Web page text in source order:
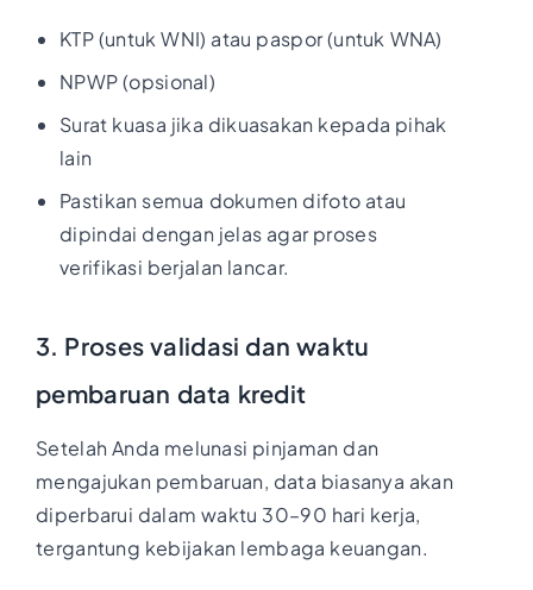
KTP (untuk WNI) atau paspor (untuk WNA)
NPWP (opsional)
Surat kuasa jika dikuasakan kepada pihak
lain
Pastikan semua dokumen difoto atau
dipindai dengan jelas agar proses
verifikasi berjalan lancar.
3. Proses validasi dan waktu
pembaruan data kredit
Setelah Anda melunasi pinjaman dan
mengajukan pembaruan, data biasanya akan
diperbarui dalam waktu 30–90 hari kerja,
tergantung kebijakan lembaga keuangan.